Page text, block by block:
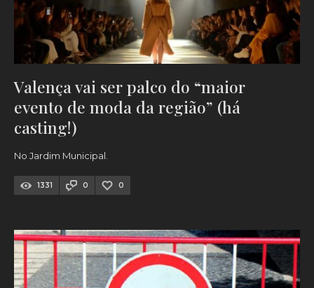
Valença vai ser palco do “maior
evento de moda da região” (há
casting!)
No Jardim Municipal.
1331 0 0